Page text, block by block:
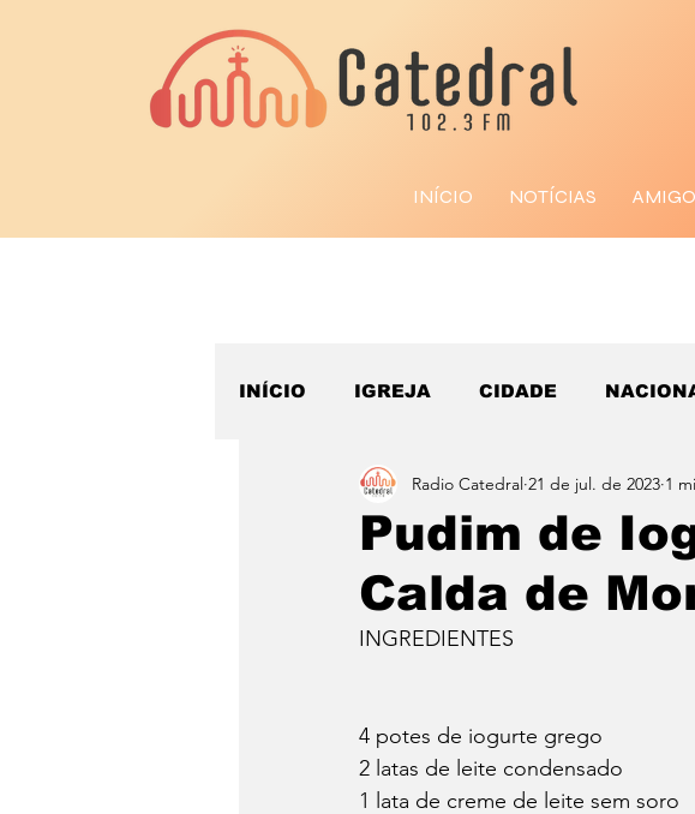
INÍCIO NOTÍCIAS
INÍCIO IGREJA CIDADE
ESPORTE
Pudim de
Calda de
Radio Catedral 21 de jul. de 2023 1
INGREDIENTES
4 potes de iogurte grego
2 latas de leite condensado
1 lata de creme de leite sem soro